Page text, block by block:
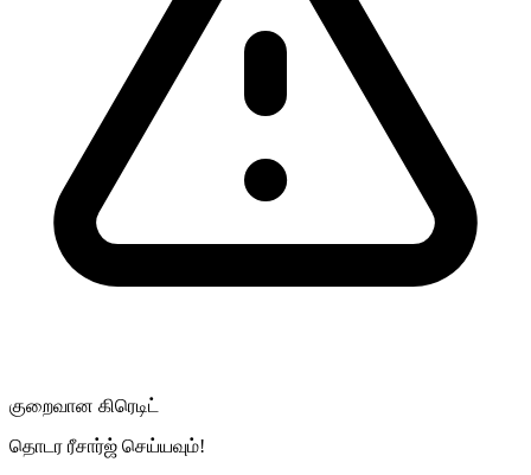
குறைவான கிரெடிட்
தொடர ரீசார்ஜ் செய்யவும்!